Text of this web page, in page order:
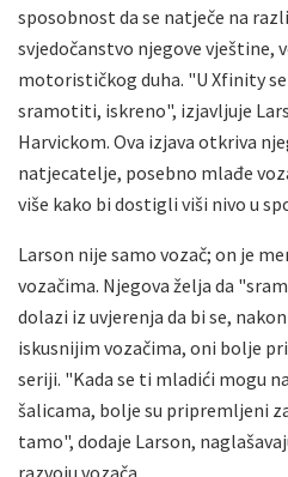
sposobnost da se natječe na
svjedočanstvo njegove vještine,
motorističkog duha. "U Xfinity
sramotiti, iskreno", izjavljuje
Harvickom. Ova izjava otkriva
natjecatelje, posebno mlađe
više kako bi dostigli viši nivo u
Larson nije samo vozač; on je
vozačima. Njegova želja da
dolazi iz uvjerenja da bi se,
iskusnijim vozačima, oni bolje
seriji. "Kada se ti mladići mogu
šalicama, bolje su pripremljeni
tamo", dodaje Larson,